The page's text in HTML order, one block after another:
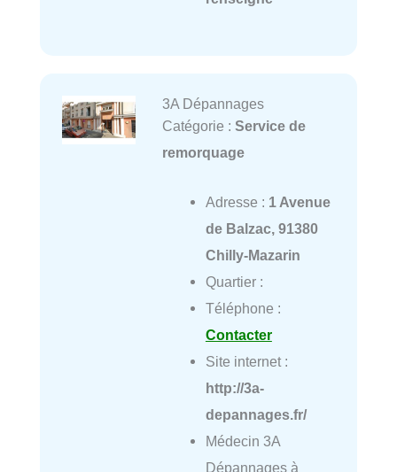
3A Dépannages
Catégorie : Service de
remorquage
Adresse : 1 Avenue
de Balzac, 91380
Chilly-Mazarin
Quartier :
Téléphone :
Contacter
Site internet :
http://3a-
depannages.fr/
Médecin 3A
Dépannages à